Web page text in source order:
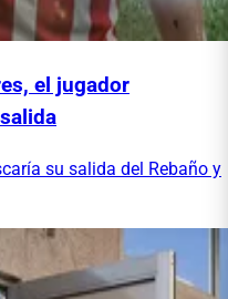
el jugador
su salida del Rebaño y